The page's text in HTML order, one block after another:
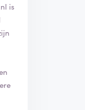
is